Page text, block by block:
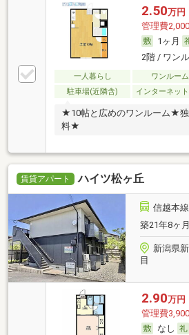
2.50万円
管理費
1ヶ月
2階 / ワン
一人暮らし ワンルーム
駐車場(近隣含)
インターネッ
★10帖と広めのワンルーム★
料★
賃貸アパート ハイツ松ヶ丘
信越本
築21年8ヶ
新潟県
目
2.90万円
管理費
なし